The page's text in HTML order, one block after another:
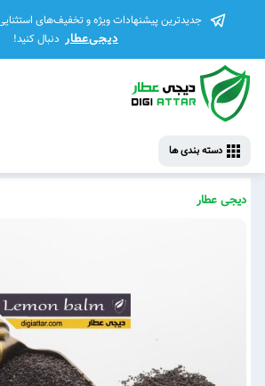
جدیدترین پیشنهادات ویژه و تخفیف‌های
دیجی‌عطار دنبال کنید!
دسته بندی ها
دیجی عطار